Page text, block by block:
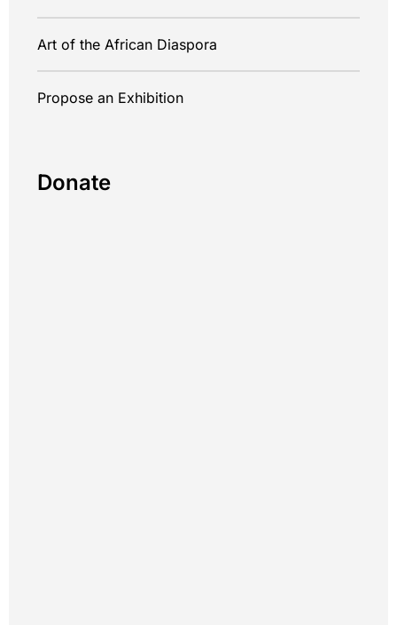
Art of the African Diaspora
Propose an Exhibition
Donate